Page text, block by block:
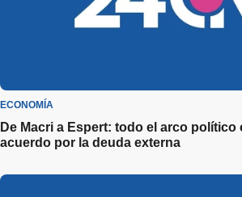
ECONOMÍA
De Macri a Espert: todo el arco político
acuerdo por la deuda externa